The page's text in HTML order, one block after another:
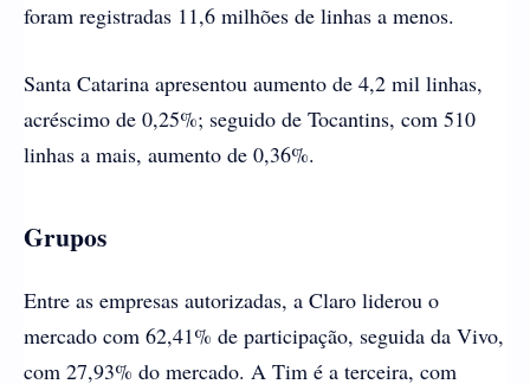
foram registradas 11,6 milhões de linhas a menos.
Santa Catarina apresentou aumento de 4,2 mil linhas,
acréscimo de 0,25%; seguido de Tocantins, com 510
linhas a mais, aumento de 0,36%.
Grupos
Entre as empresas autorizadas, a Claro liderou o
mercado com 62,41% de participação, seguida da Vivo,
com 27,93% do mercado. A Tim é a terceira, com